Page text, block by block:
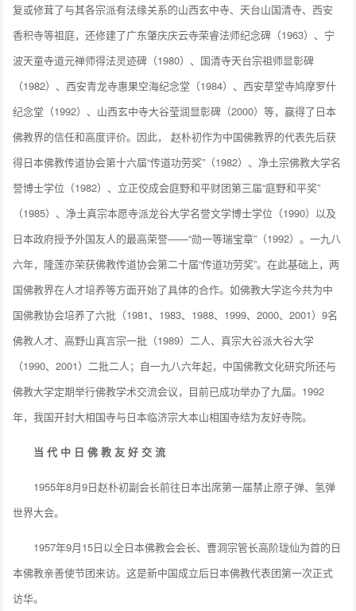
复或修茸了与其各宗派有法缘关系的山西玄中寺、天台山国清寺、西安
香积寺等祖庭，还修建了广东肇庆庆云寺荣睿法师纪念碑（1963）、宁
波天童寺道元禅师得法灵迹碑（1980）、国清寺天台宗祖师显彰碑
（1982）、西安青龙寺惠果空海纪念堂（1984）、西安草堂寺鸠摩罗什
纪念堂（1992）、山西玄中寺大谷莹润显彰碑（2000）等，赢得了日本
佛教界的信任和高度评价。因此， 赵朴初作为中国佛教界的代表先后获
得日本佛教传道协会第十六届“传道功劳奖”（1982）、净土宗佛教大学名
誉博士学位（1982）、立正佼成会庭野和平财团第三届“庭野和平奖”
（1985）、净土真宗本愿寺派龙谷大学名誉文学博士学位（1990）以及
日本政府授予外国友人的最高荣誉——“勋一等瑞宝章”（1992）。一九八
六年，隆莲亦荣获佛教传道协会第二十届“传道功劳奖”。在此基础上，两
国佛教界在人才培养等方面开始了具体的合作。如佛教大学迄今共为中
国佛教协会培养了六批（1981、1983、1988、1999、2000、2001）9名
佛教人才、高野山真言宗一批（1989）二人、真宗大谷派大谷大学
（1990、2001）二批二人；自一九八六年起，中国佛教文化研究所还与
佛教大学定期举行佛教学术交流会议，目前已成功举办了九届。1992
年，我国开封大相国寺与日本临济宗大本山相国寺结为友好寺院。
当 代 中 日 佛 教 友 好 交 流
1955年8月9日赵朴初副会长前往日本出席第一届禁止原子弹、氢弹
世界大会。
1957年9月15日以全日本佛教会会长、曹洞宗管长高阶珑仙为首的日
本佛教亲善使节团来访。这是新中国成立后日本佛教代表团第一次正式
访华。